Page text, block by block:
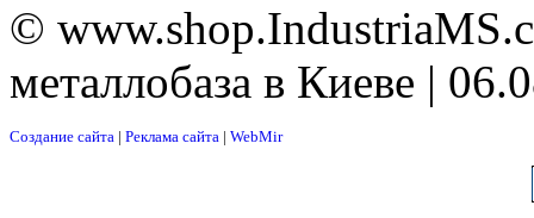
©
металлобаза в Киеве |
Создание сайта | Реклама сайта | WebMir